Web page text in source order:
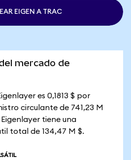
EIGEN A TRAC
mercado de
es 0,1813 $ por
circulante de 741,23 M
Eigenlayer tiene una
total de 134,47 M $.